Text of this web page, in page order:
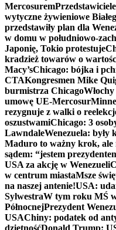
Mercosurem
wytyczne żywieniowe
przedstawiły plan dla
w domu w południowo-
Japonię, Tokio protestuje
kradzież towarów o
Macy’sChicago: bójka i
CTAKongresmen Mike
burmistrza Chicago
umowę UE-Mercosur
rezygnuje z walki o
oszustwamiChicago: 3
LawndaleWenezuela: były
Maduro to ważny krok, ale
sądem: “jestem
USA za akcję w Wenezueli
w centrum miastaMsze
na naszej antenie!USA:
SylwestraW tym roku MŚ
PółnocnejPrezydent
USAChiny: podatek od
dzietnośćDonald Trump: